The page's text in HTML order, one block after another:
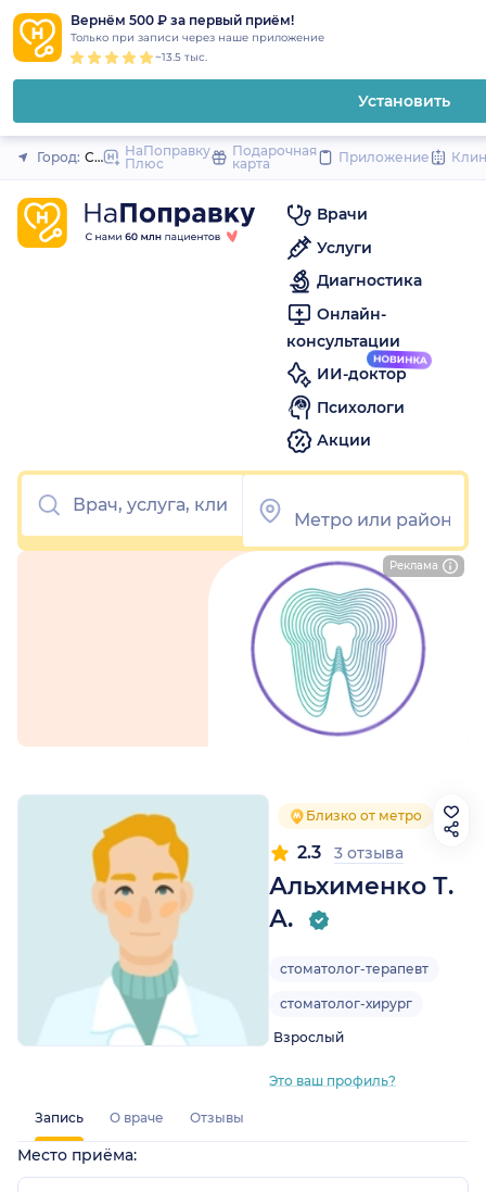
Вернём 500 ₽ за первый приём!
Только при записи через наше приложение
~13.5 тыс.
Установить
Закрыть
Город: Санкт-Петербург
НаПоправку
Плюс
Подарочная
карта
Приложение
Врачи
Услуги
Диагностика
Онлайн-
консультации
ИИ-доктор
Психологи
Акции
Близко от метро
Альхименко Т.
А.
2.3 3 отзыва
стоматолог-терапевт
стоматолог-хирург
Взрослый
Это ваш профиль?
Реклама
Запись О враче Отзывы
Место приёма: